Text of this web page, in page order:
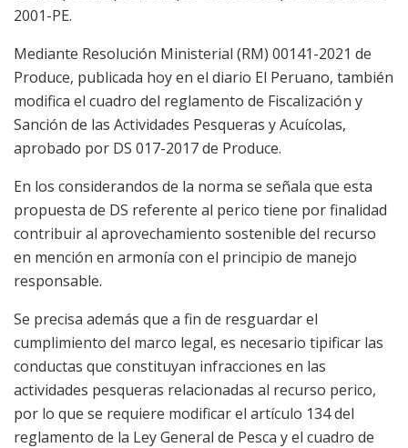
2001-PE.
Mediante Resolución Ministerial (RM) 00141-2021 de
Produce, publicada hoy en el diario El Peruano, también
modifica el cuadro del reglamento de Fiscalización y
Sanción de las Actividades Pesqueras y Acuícolas,
aprobado por DS 017-2017 de Produce.
En los considerandos de la norma se señala que esta
propuesta de DS referente al perico tiene por finalidad
contribuir al aprovechamiento sostenible del recurso
en mención en armonía con el principio de manejo
responsable.
Se precisa además que a fin de resguardar el
cumplimiento del marco legal, es necesario tipificar las
conductas que constituyan infracciones en las
actividades pesqueras relacionadas al recurso perico,
por lo que se requiere modificar el artículo 134 del
reglamento de la Ley General de Pesca y el cuadro de